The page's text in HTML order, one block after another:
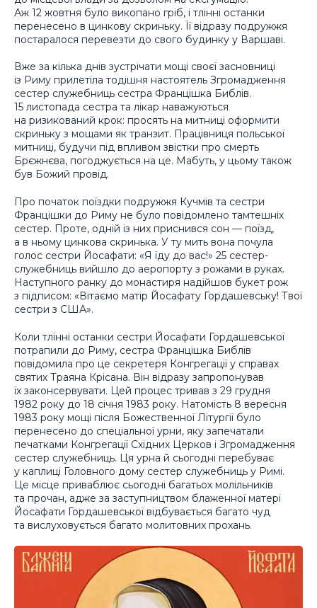
Аж 12 жовтня було викопано гріб, і тлінні останки
перенесено в цинкову скриньку. Її відразу подружжя
постаралося перевезти до свого будинку у Варшаві.
Вже за кілька днів зустрічати мощі своєї засновниці
із Риму прилетіла тодішня настоятель Згромадження
сестер служебниць сестра Францішка Библів.
15 листопада сестра та лікар наважуються
на ризикований крок: просять на митниці оформити
скриньку з мощами як транзит. Працівниця польської
митниці, будучи під впливом звістки про смерть
Брєжнєва, погоджується на це. Мабуть, у цьому також
був Божий провід.
Про початок поїздки подружжя Кучмів та сестри
Францішки до Риму не було повідомлено тамтешніх
сестер. Проте, одній із них приснився сон — поїзд,
а в ньому цинкова скринька. У ту мить вона почула
голос сестри Йосафати: «Я їду до вас!» 25 сестер-
служебниць вийшло до аеропорту з рожами в руках.
Наступного ранку до монастиря надійшов букет рож
з підписом: «Вітаємо матір Йосафату Гордашевську! Твої
сестри з США».
Коли тлінні останки сестри Йосафати Гордашевської
потрапили до Риму, сестра Францішка Библів
повідомила про це секретеря Конгрегації у справах
святих Траяна Крісана. Він відразу запропонував
їх законсервувати. Цей процес тривав з 29 грудня
1982 року до 18 січня 1983 року. Натомість 8 вересня
1983 року мощі після Божественної Літургії було
перенесено до спеціальної урни, яку запечатали
печатками Конгрегації Східних Церков і Згромадження
сестер служебниць. Ця урна й сьогодні перебуває
у каплиці Головного дому сестер служебниць у Римі.
Це місце приваблює сьогодні багатьох молільників
та прочан, адже за заступництвом блаженної матері
Йосафати Гордашевської відбувається багато чуд
та вислуховується багато молитовних прохань.